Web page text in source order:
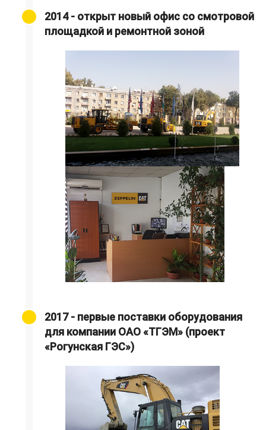
2014 - открыт новый офис со смотровой
площадкой и ремонтной зоной
2017 - первые поставки оборудования
для компании ОАО «ТГЭМ» (проект
«Рогунская ГЭС»)